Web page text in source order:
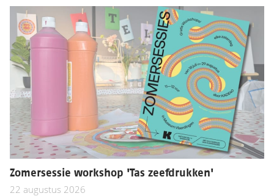
Zomersessie workshop 'Tas zeefdrukken'
22 augustus 2026